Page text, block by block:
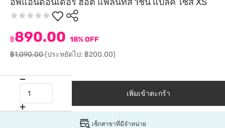
฿890.00 18% OFF
฿1,090.00(ประหยัดไป: ฿200.00)
เพิ่มเข้าตะกร้า
เช็กสาขาที่มีจำหน่าย